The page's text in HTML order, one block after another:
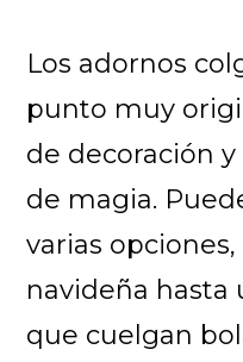
Los adornos
punto muy
de decoración
de magia.
varias
navideña hasta
que cuelgan